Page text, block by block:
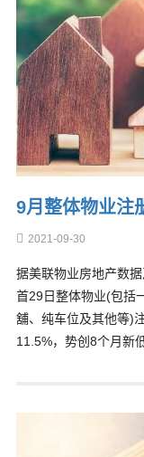
9月整体物业注
2021-09-30
据美联物业房地产数
首29日整体物业(包括
舖、纯车位及其他等)
11.5%，势创8个月新